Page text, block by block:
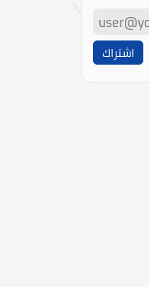
اشتراك